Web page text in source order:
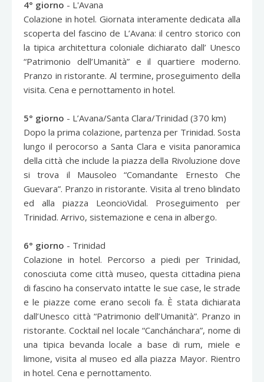
4° giorno - L'Avana
Colazione in hotel. Giornata interamente dedicata alla
scoperta del fascino de L’Avana: il centro storico con
la tipica architettura coloniale dichiarato dall’ Unesco
“Patrimonio dell’Umanità” e il quartiere moderno.
Pranzo in ristorante. Al termine, proseguimento della
visita. Cena e pernottamento in hotel.
5° giorno - L’Avana/Santa Clara/Trinidad (370 km)
Dopo la prima colazione, partenza per Trinidad. Sosta
lungo il perocorso a Santa Clara e visita panoramica
della città che include la piazza della Rivoluzione dove
si trova il Mausoleo “Comandante Ernesto Che
Guevara”. Pranzo in ristorante. Visita al treno blindato
ed alla piazza LeoncioVidal. Proseguimento per
Trinidad. Arrivo, sistemazione e cena in albergo.
6° giorno - Trinidad
Colazione in hotel. Percorso a piedi per Trinidad,
conosciuta come città museo, questa cittadina piena
di fascino ha conservato intatte le sue case, le strade
e le piazze come erano secoli fa. È stata dichiarata
dall’Unesco città “Patrimonio dell’Umanità”. Pranzo in
ristorante. Cocktail nel locale “Canchánchara”, nome di
una tipica bevanda locale a base di rum, miele e
limone, visita al museo ed alla piazza Mayor. Rientro
in hotel. Cena e pernottamento.